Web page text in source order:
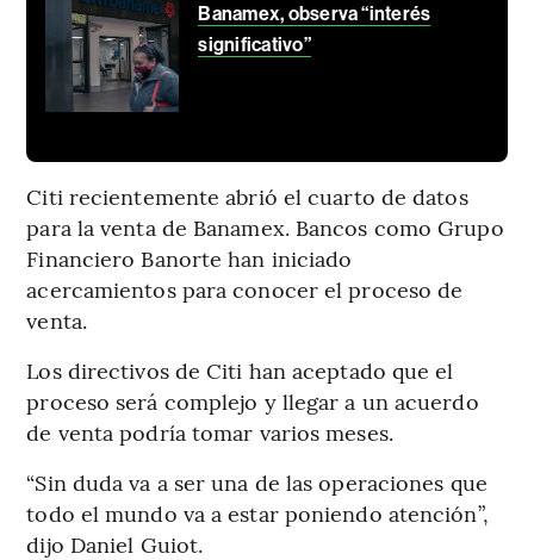
Banamex, observa “interés
significativo”
Citi recientemente abrió el cuarto de datos
para la venta de Banamex. Bancos como Grupo
Financiero Banorte han iniciado
acercamientos para conocer el proceso de
venta.
Los directivos de Citi han aceptado que el
proceso será complejo y llegar a un acuerdo
de venta podría tomar varios meses.
“Sin duda va a ser una de las operaciones que
todo el mundo va a estar poniendo atención”,
dijo Daniel Guiot.